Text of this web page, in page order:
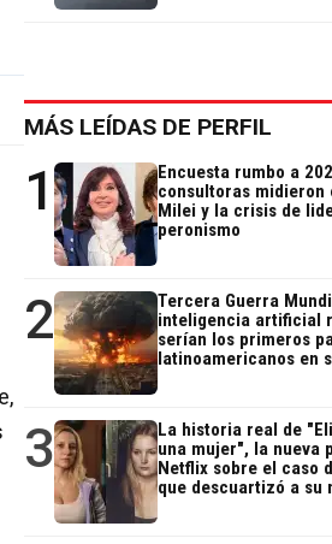
MÁS LEÍDAS DE PERFIL
1
Encuesta rumbo a
consultoras midieron
Milei y la crisis de
peronismo
2
Tercera Guerra
inteligencia artificial
serían los primeros
latinoamericanos en
3
La historia real de
una mujer", la nueva
Netflix sobre el caso
que descuartizó a su